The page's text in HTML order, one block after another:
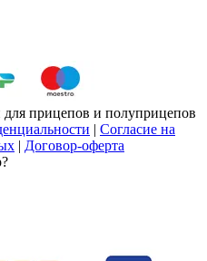
прицепов и полуприцепов
| Согласие на
| Договор-оферта